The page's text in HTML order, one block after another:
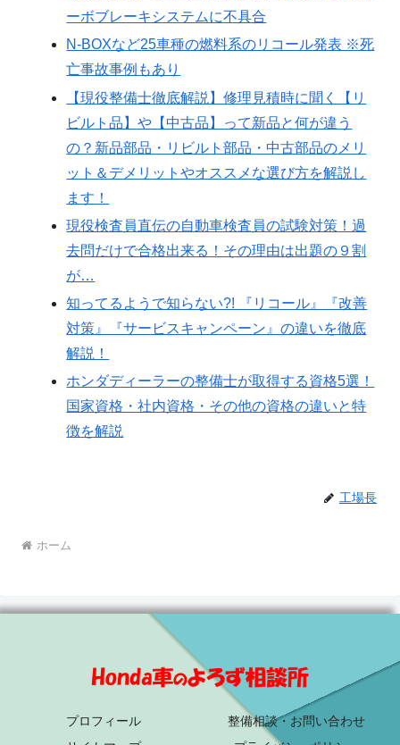
ーボブレーキシステムに不具合
N-BOXなど25車種の燃料系のリコール発表 ※死
亡事故事例もあり
【現役整備士徹底解説】修理見積時に聞く【リ
ビルト品】や【中古品】って新品と何が違う
の？新品部品・リビルト部品・中古部品のメリ
ット＆デメリットやオススメな選び方を解説し
ます！
現役検査員直伝の自動車検査員の試験対策！過
去問だけで合格出来る！その理由は出題の９割
が…
知ってるようで知らない?! 『リコール』『改善
対策』『サービスキャンペーン』の違いを徹底
解説！
ホンダディーラーの整備士が取得する資格5選！
国家資格・社内資格・その他の資格の違いと特
徴を解説
工場長
ホーム
プロフィール
整備相談・お問い合わせ